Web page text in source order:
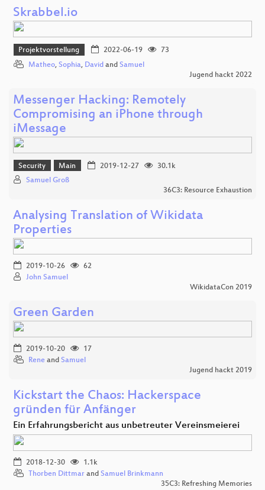
Skrabbel.io
Projektvorstellung 2022-06-19
73
Matheo, Sophia, David and Samuel
Jugend hackt 2022
Messenger Hacking: Remotely
Compromising an iPhone through
iMessage
Security Main 2019-12-27
30.1k
Samuel Groß
36C3: Resource Exhaustion
Analysing Translation of Wikidata
Properties
2019-10-26
62
John Samuel
WikidataCon 2019
Green Garden
2019-10-20
17
Rene and Samuel
Jugend hackt 2019
Kickstart the Chaos: Hackerspace
gründen für Anfänger
Ein Erfahrungsbericht aus unbetreuter Vereinsmeierei
2018-12-30
1.1k
Thorben Dittmar and Samuel Brinkmann
35C3: Refreshing Memories